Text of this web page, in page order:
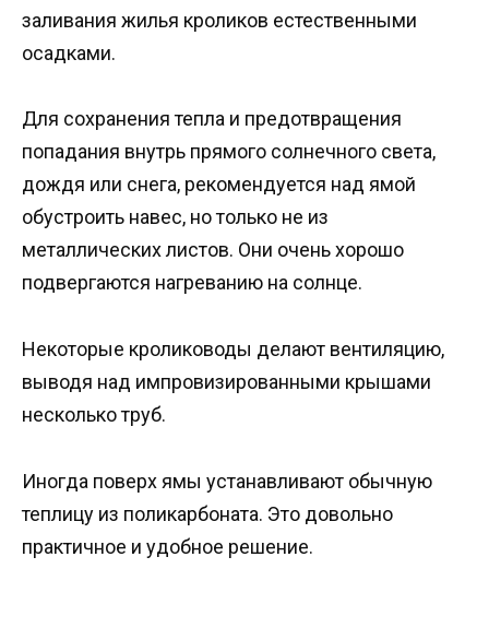
заливания жилья кроликов естественными
осадками.
Для сохранения тепла и предотвращения
попадания внутрь прямого солнечного света,
дождя или снега, рекомендуется над ямой
обустроить навес, но только не из
металлических листов. Они очень хорошо
подвергаются нагреванию на солнце.
Некоторые кролиководы делают вентиляцию,
выводя над импровизированными крышами
несколько труб.
Иногда поверх ямы устанавливают обычную
теплицу из поликарбоната. Это довольно
практичное и удобное решение.